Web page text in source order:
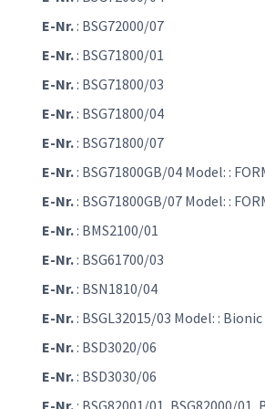
E-Nr.: BSG72000/07
E-Nr.: BSG71800/01
E-Nr.: BSG71800/03
E-Nr.: BSG71800/04
E-Nr.: BSG71800/07
E-Nr.: BSG71800GB/04 Model: :
E-Nr.: BSG71800GB/07 Model: :
E-Nr.: BMS2100/01
E-Nr.: BSG61700/03
E-Nr.: BSN1810/04
E-Nr.: BSGL32015/03 Model: :
E-Nr.: BSD3020/06
E-Nr.: BSD3030/06